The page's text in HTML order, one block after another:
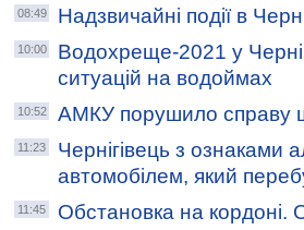
08:49 Надзвичайні події в
10:00
Водохреще-2021 у
ситуацій на водоймах
10:52 АМКУ порушило справу
11:23
Чернігівець з ознаками
автомобілем, який
11:45 Обстановка на кордоні.